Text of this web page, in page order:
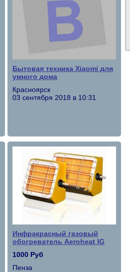
Бытовая техника Xiaomi для
умного дома
Красноярск
03 сентября 2018 в 10:31
Инфракрасный газовый
обогреватель Aeroheat IG
1000 Руб
Пенза